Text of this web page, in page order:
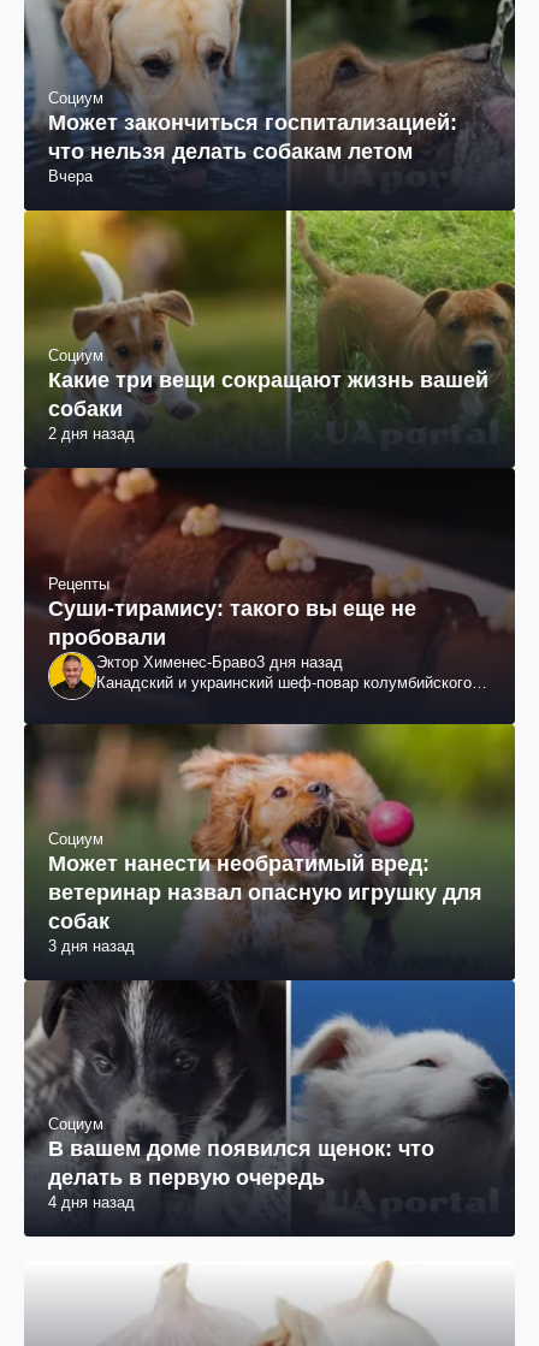
Социум
Может закончиться госпитализацией:
что нельзя делать собакам летом
Вчера
Социум
Какие три вещи сокращают жизнь вашей
собаки
2 дня назад
Рецепты
Суши-тирамису: такого вы еще не
пробовали
Эктор Хименес-Браво3 дня назад
Канадский и украинский шеф-повар колумбийского
Социум
Может нанести необратимый вред:
ветеринар назвал опасную игрушку для
собак
3 дня назад
Социум
В вашем доме появился щенок: что
делать в первую очередь
4 дня назад